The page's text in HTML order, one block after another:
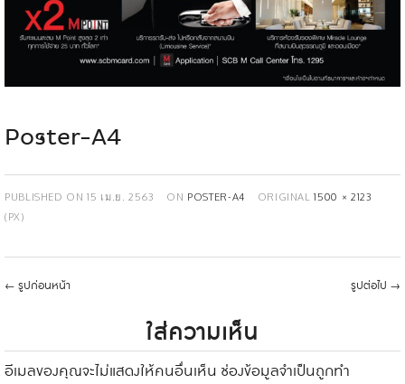
Poster-A4
PUBLISHED ON15 เม.ย. 2563 ON POSTER-A4 ORIGINAL1500 × 2123
(PX)
← รูปก่อนหน้า รูปต่อไป →
ใส่ความเห็น
อีเมลของคุณจะไม่แสดงให้คนอื่นเห็น ช่องข้อมูลจำเป็นถูกทำ